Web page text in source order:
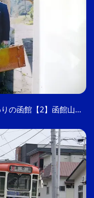
タモリさんが訪ねた、こだわりの函館【2】函館山の軍事要塞跡